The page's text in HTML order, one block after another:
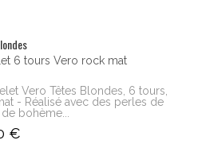
6 tours Vero rock mat
Vero Têtes Blondes, 6 tours,
- Réalisé avec des perles de
bohème...
€